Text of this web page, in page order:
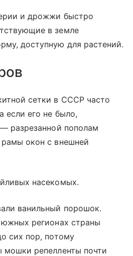
и дрожжи быстро
в земле
доступную для растений.
сетки в СССР часто
если его не было,
разрезанной пополам
окон с внешней
насекомых.
ванильный порошок.
регионах страны
сих пор, потому
мошки репелленты почти